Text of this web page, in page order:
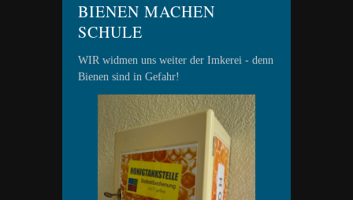
BIENEN MACHEN
SCHULE
WIR widmen uns weiter der Imkerei - denn
Bienen sind in Gefahr!